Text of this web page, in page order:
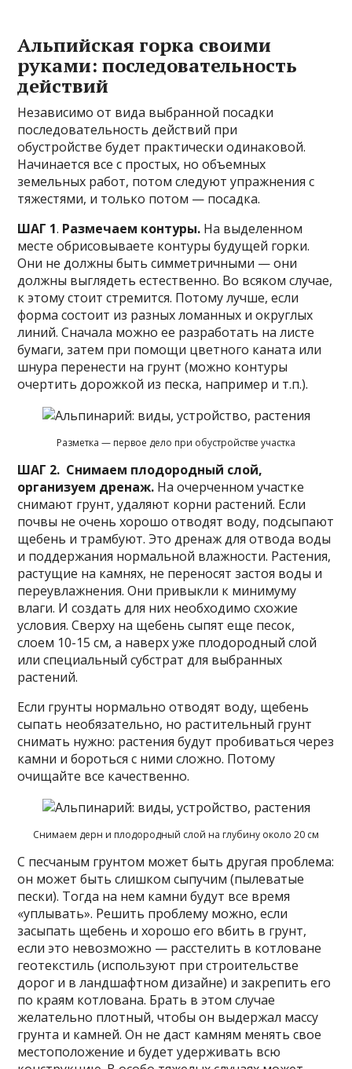
Альпийская горка своими
руками: последовательность
действий
Независимо от вида выбранной посадки
последовательность действий при
обустройстве будет практически одинаковой.
Начинается все с простых, но объемных
земельных работ, потом следуют упражнения с
тяжестями, и только потом — посадка.
ШАГ 1. Размечаем контуры. На выделенном
месте обрисовываете контуры будущей горки.
Они не должны быть симметричными — они
должны выглядеть естественно. Во всяком случае,
к этому стоит стремится. Потому лучше, если
форма состоит из разных ломанных и округлых
линий. Сначала можно ее разработать на листе
бумаги, затем при помощи цветного каната или
шнура перенести на грунт (можно контуры
очертить дорожкой из песка, например и т.п.).
Разметка — первое дело при обустройстве участка
ШАГ 2. Снимаем плодородный слой,
организуем дренаж. На очерченном участке
снимают грунт, удаляют корни растений. Если
почвы не очень хорошо отводят воду, подсыпают
щебень и трамбуют. Это дренаж для отвода воды
и поддержания нормальной влажности. Растения,
растущие на камнях, не переносят застоя воды и
переувлажнения. Они привыкли к минимуму
влаги. И создать для них необходимо схожие
условия. Сверху на щебень сыпят еще песок,
слоем 10-15 см, а наверх уже плодородный слой
или специальный субстрат для выбранных
растений.
Если грунты нормально отводят воду, щебень
сыпать необязательно, но растительный грунт
снимать нужно: растения будут пробиваться через
камни и бороться с ними сложно. Потому
очищайте все качественно.
Снимаем дерн и плодородный слой на глубину около 20 см
С песчаным грунтом может быть другая проблема:
он может быть слишком сыпучим (пылеватые
пески). Тогда на нем камни будут все время
«уплывать». Решить проблему можно, если
засыпать щебень и хорошо его вбить в грунт,
если это невозможно — расстелить в котловане
геотекстиль (используют при строительстве
дорог и в ландшафтном дизайне) и закрепить его
по краям котлована. Брать в этом случае
желательно плотный, чтобы он выдержал массу
грунта и камней. Он не даст камням менять свое
местоположение и будет удерживать всю